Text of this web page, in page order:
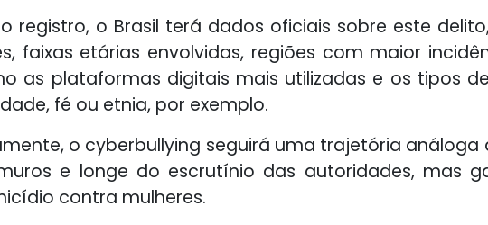
registro, o Brasil terá dados oficiais sobre este
faixas etárias envolvidas, regiões com maior
as plataformas digitais mais utilizadas e os tipos
fé ou etnia, por exemplo.
o cyberbullying seguirá uma trajetória
e longe do escrutínio das autoridades, mas
contra mulheres.